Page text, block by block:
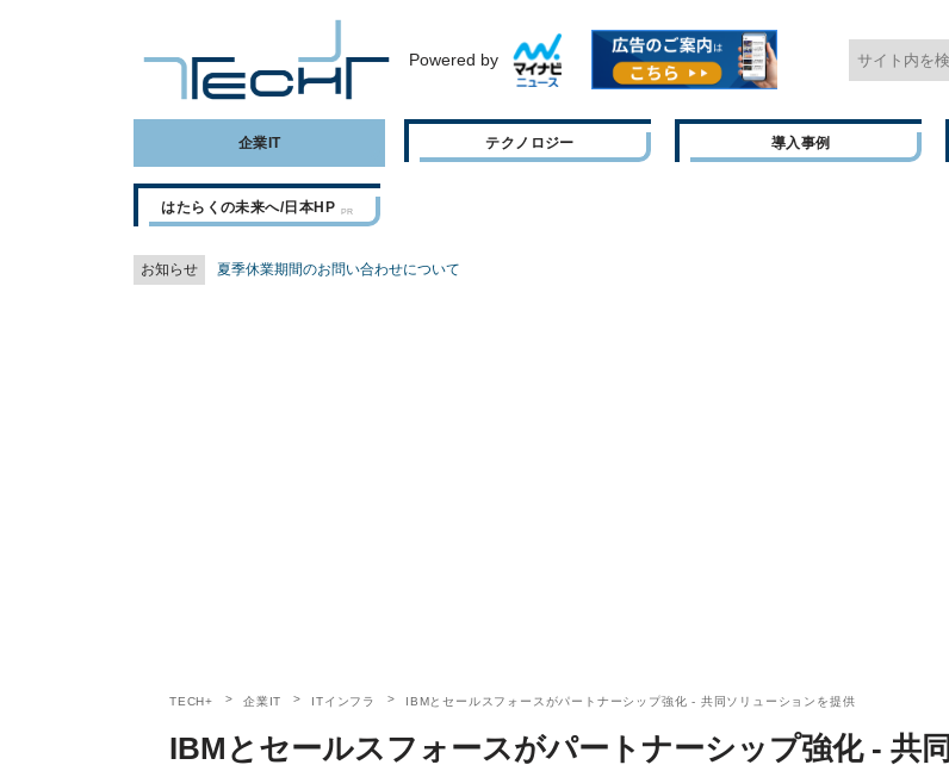
Powered by
企業IT テクノロジー 導入事例
はたらくの未来へ/日本HP
お知らせ 夏季休業期間のお問い合わせについて
TECH+ 企業IT ITインフラ IBMとセールスフォースがパートナーシップ強化 - 共同ソリューションを提供
IBMとセールスフォースがパートナーシップ強化 - 共